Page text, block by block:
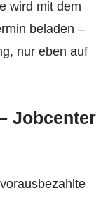
wird mit dem
beladen –
nur eben auf
Jobcenter